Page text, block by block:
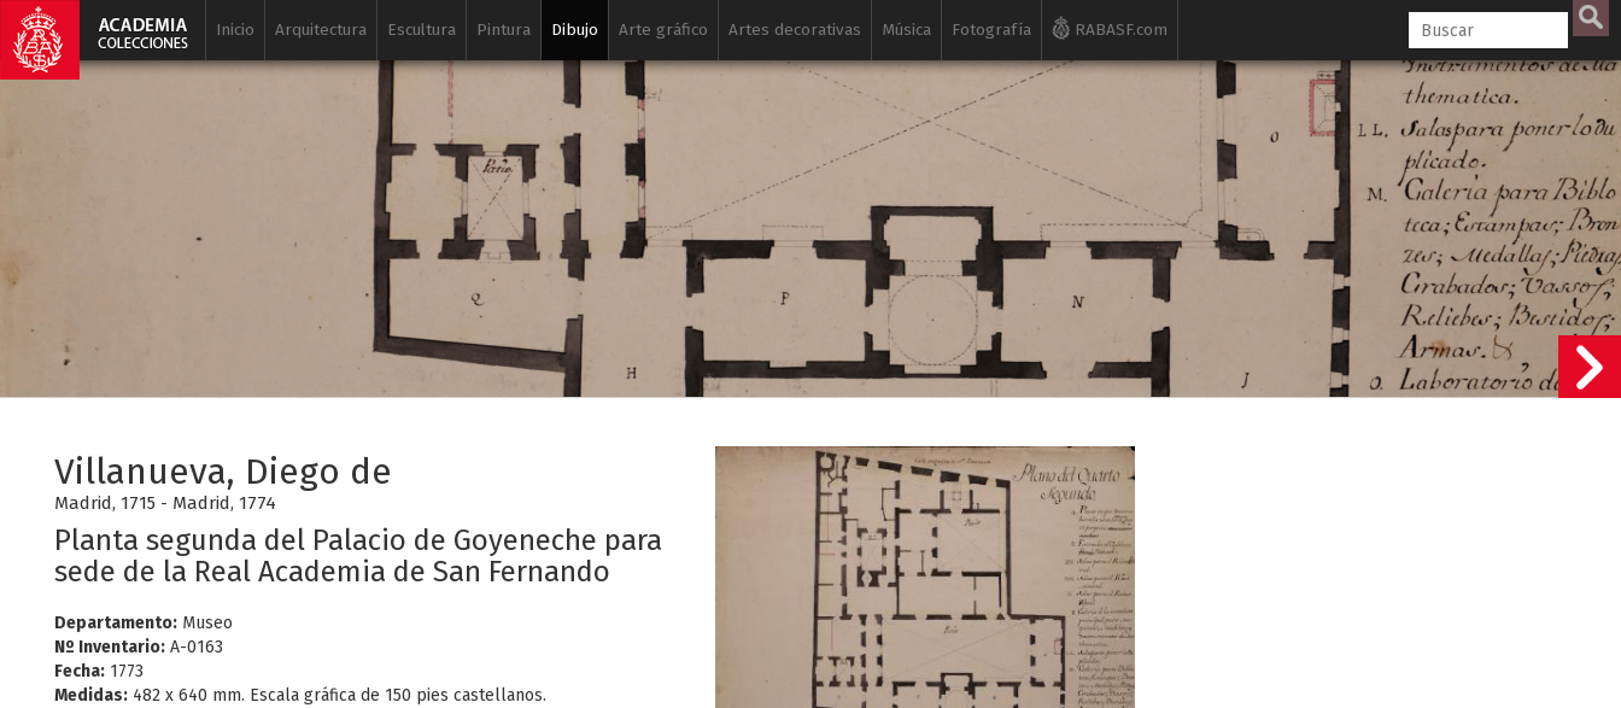
Inicio Arquitectura Escultura Pintura Dibujo Arte gráfico Artes decorativas Música Fotografía RABASF.com
Villanueva, Diego de
Madrid, 1715 - Madrid, 1774
Planta segunda del Palacio de Goyeneche para
sede de la Real Academia de San Fernando
Departamento: Museo
Nº Inventario: A-0163
Fecha: 1773
Medidas: 482 x 640 mm. Escala gráfica de 150 pies castellanos.